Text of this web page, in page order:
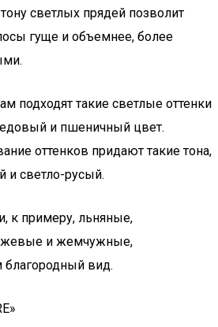
светлых прядей позволит
гуще и объемнее, более
подходят такие светлые оттенки
и пшеничный цвет.
оттенков придают такие тона,
и светло-русый.
к примеру, льняные,
и жемчужные,
вид.